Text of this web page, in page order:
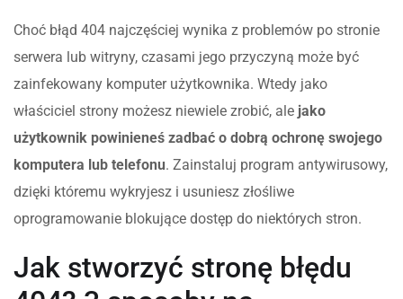
Choć błąd 404 najczęściej wynika z problemów po stronie
serwera lub witryny, czasami jego przyczyną może być
zainfekowany komputer użytkownika. Wtedy jako
właściciel strony możesz niewiele zrobić, ale jako
użytkownik powinieneś zadbać o dobrą ochronę swojego
komputera lub telefonu. Zainstaluj program antywirusowy,
dzięki któremu wykryjesz i usuniesz złośliwe
oprogramowanie blokujące dostęp do niektórych stron.
Jak stworzyć stronę błędu